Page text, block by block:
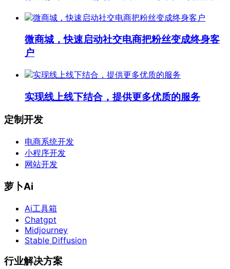
微商城，快速启动社交电商把粉丝变成终身客
户
实现线上线下结合，提供更多优质的服务
定制开发
电商系统开发
小程序开发
网站开发
萝卜Ai
Ai工具箱
Chatgpt
Midjourney
Stable Diffusion
行业解决方案